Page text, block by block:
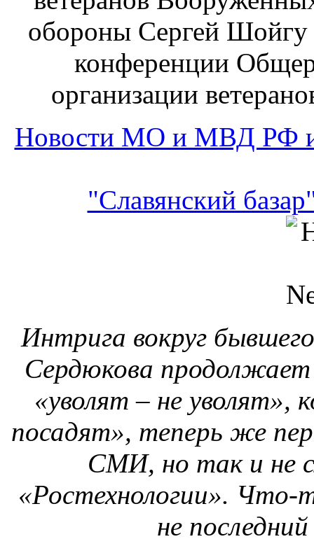
обороны Сергей Шойгу
конференции
организации
Новости МО и МВД РФ
"Славянский
Интрига вокруг
Сердюкова продолжает
«уволят – не уволят»,
посадят», теперь же
СМИ, но так и не
«Ростехнологии».
не